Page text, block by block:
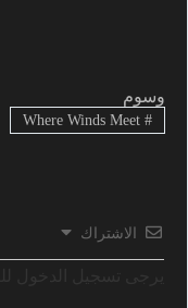
وسوم
#
Where Winds Meet
الاشتراك